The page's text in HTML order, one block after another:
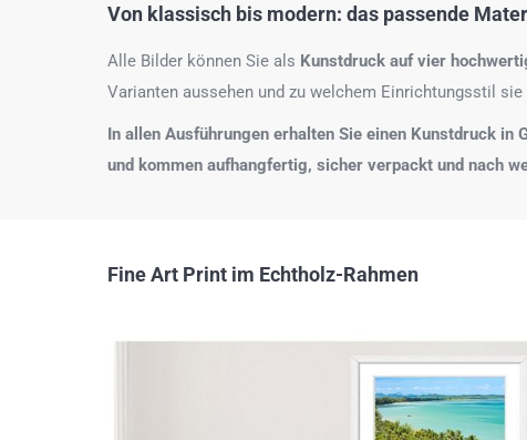
Von klassisch bis modern: das passende
Alle Bilder können Sie als Kunstdruck auf vier
Varianten aussehen und zu welchem Einrichtungsstil
In allen Ausführungen erhalten Sie einen Kunstdruck
und kommen aufhangfertig, sicher verpackt und nach
Fine Art Print im Echtholz-Rahmen